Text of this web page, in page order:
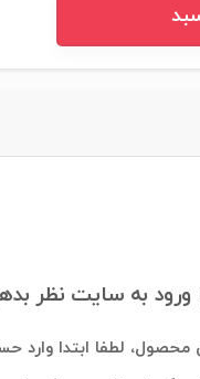
ورود به سایت نظر
محصول، لطفا ابتدا